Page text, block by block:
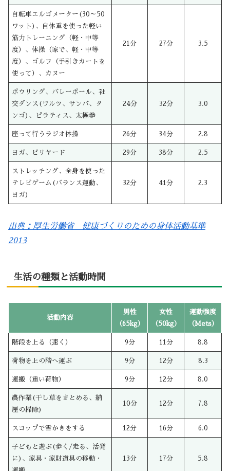
自転車エルゴメーター(30～50
ワット)、自体重を使った軽い
筋力トレーニング（軽・中等
度）、体操（家で、軽・中等
度）、ゴルフ（手引きカートを
使って）、カヌー
21分 27分 3.5
ボウリング、バレーボール、社
交ダンス(ワルツ、サンバ、タ
ンゴ)、ピラティス、太極拳
24分 32分 3.0
座って行うラジオ体操 26分 34分 2.8
ヨガ、ビリヤード 29分 38分 2.5
ストレッチング、全身を使った
テレビゲーム(バランス運動、
ヨガ)
32分 41分 2.3
出典：厚生労働省 健康づくりのための身体活動基準
2013
生活の種類と活動時間
活動内容
男性
（65kg）
女性
（50kg）
運動強度
（Mets）
階段を上る（速く） 9分 11分 8.8
荷物を上の階へ運ぶ 9分 12分 8.3
運搬（重い荷物） 9分 12分 8.0
農作業(干し草をまとめる、納
屋の掃除)
10分 12分 7.8
スコップで雪かきをする 12分 16分 6.0
子どもと遊ぶ(歩く/走る、活発
に)、家具・家財道具の移動・
13分 17分 5.8